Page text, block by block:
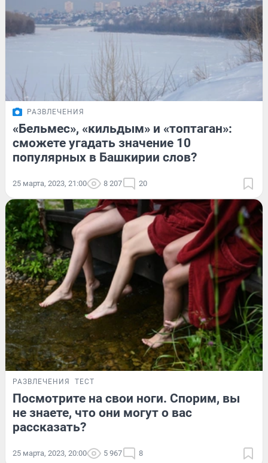
РАЗВЛЕЧЕНИЯ
«Бельмес», «кильдым» и «топтаган»:
сможете угадать значение 10
популярных в Башкирии слов?
25 марта, 2023, 21:00 8 207 20
РАЗВЛЕЧЕНИЯ ТЕСТ
Посмотрите на свои ноги. Спорим, вы
не знаете, что они могут о вас
рассказать?
25 марта, 2023, 20:00 5 967 8